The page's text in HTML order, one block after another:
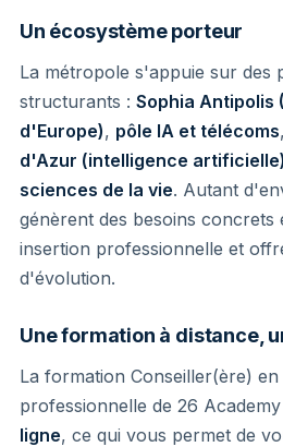
Un écosystème porteur
La métropole s'appuie sur des
structurants : Sophia Antipolis
d'Europe), pôle IA et télécoms,
d'Azur (intelligence artificielle)
sciences de la vie. Autant
génèrent des besoins concrets
insertion professionnelle et
d'évolution.
Une formation à distance,
La formation Conseiller(ère)
professionnelle de 26
ligne, ce qui vous permet de